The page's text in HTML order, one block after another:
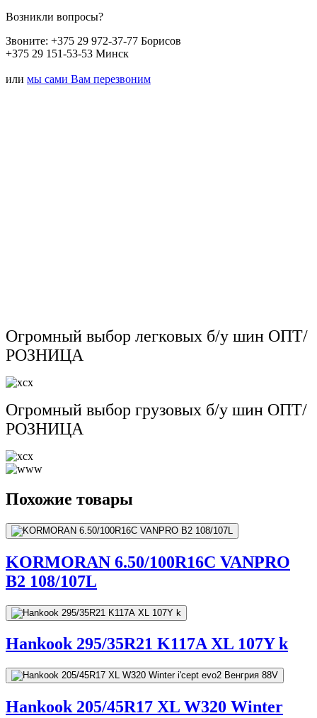
Возникли вопросы?
Звоните: +375 29 972-37-77 Борисов
+375 29 151-53-53 Минск
или мы сами Вам перезвоним
Огромный выбор легковых б/у шин ОПТ/
РОЗНИЦА
Огромный выбор грузовых б/у шин ОПТ/
РОЗНИЦА
Похожие товары
KORMORAN 6.50/100R16C VANPRO
B2 108/107L
Hankook 295/35R21 K117A XL 107Y k
Hankook 205/45R17 XL W320 Winter